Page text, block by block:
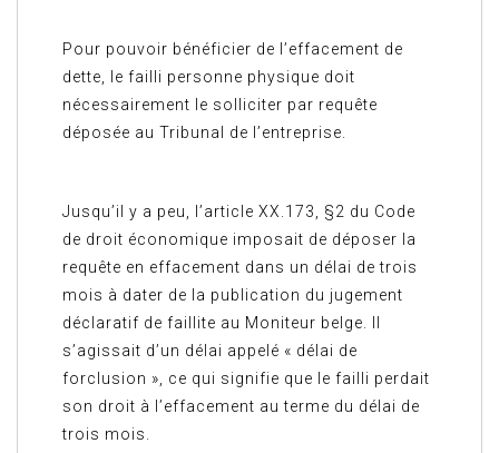
Pour pouvoir bénéficier de l’effacement de
dette, le failli personne physique doit
nécessairement le solliciter par requête
déposée au Tribunal de l’entreprise.
Jusqu’il y a peu, l’article XX.173, §2 du Code
de droit économique imposait de déposer la
requête en effacement dans un délai de trois
mois à dater de la publication du jugement
déclaratif de faillite au Moniteur belge. Il
s’agissait d’un délai appelé « délai de
forclusion », ce qui signifie que le failli perdait
son droit à l’effacement au terme du délai de
trois mois.